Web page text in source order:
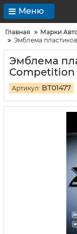
Меню
Главная Марки
Эмблема
Эмблема
Артикул: BT01477